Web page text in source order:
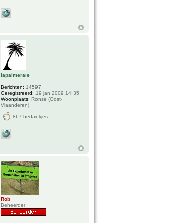
lapalmeraie
Berichten: 14597
Geregistreerd: 19 jan 2009 14:35
Woonplaats: Ronse (Oost-
Vlaanderen)
867 bedankjes
Rob
Beheerder